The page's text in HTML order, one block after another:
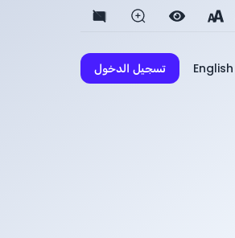
English تسجيل الدخول